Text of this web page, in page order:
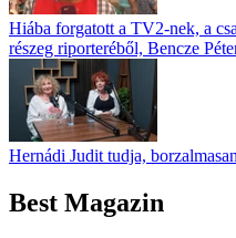
Hiába forgatott a TV2-nek, a
részeg riporteréből, Bencze
Hernádi Judit tudja,
Best Magazin